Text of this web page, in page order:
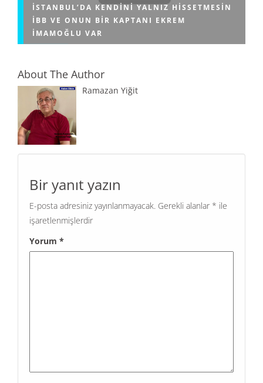
İSTANBUL’DA KENDINI YALNIZ HISSETMESIN
İBB VE ONUN BIR KAPTANI EKREM
İMAMOĞLU VAR
About The Author
Ramazan Yiğit
Bir yanıt yazın
E-posta adresiniz yayınlanmayacak. Gerekli alanlar * ile
işaretlenmişlerdir
Yorum *